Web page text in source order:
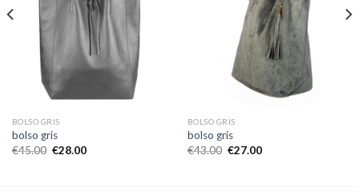
BOLSO GRIS
bolso gris
€45.00 €28.00
BOLSO GRIS
bolso gris
€43.00 €27.00